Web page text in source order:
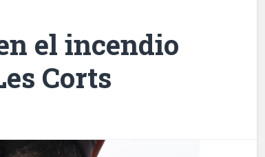
el incendio
Corts